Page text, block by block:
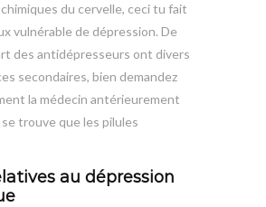
du cervelle, ceci tu fait
vulnérable de dépression. De
des antidépresseurs ont divers
secondaires, bien demandez
la médecin antérieurement
trouve que les pilules
au dépression